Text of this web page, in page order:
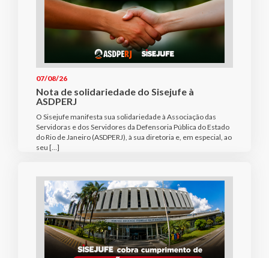
07/08/26
Nota de solidariedade do Sisejufe à
ASDPERJ
O Sisejufe manifesta sua solidariedade à Associação das
Servidoras e dos Servidores da Defensoria Pública do Estado
do Rio de Janeiro (ASDPERJ), à sua diretoria e, em especial, ao
seu […]